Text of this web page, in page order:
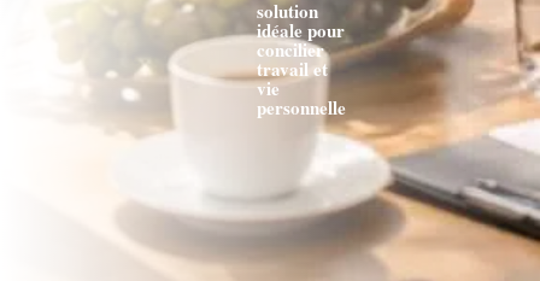
solution
idéale pour
concilier
travail et
vie
personnelle